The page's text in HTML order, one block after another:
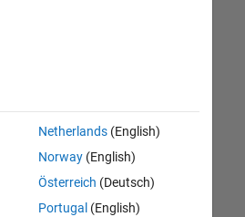
Netherlands(English)
Norway(English)
Österreich (Deutsch)
Portugal (English)